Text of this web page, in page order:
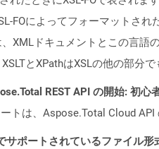
FOによってフォーマットさ
XMLドキュメントとこの言語
とXPathはXSLの他の部分で
REST API の開始: 初心
トは、Aspose.Total Cloud
サポートされているファイル形